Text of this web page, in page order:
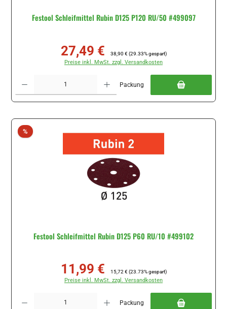
Festool Schleifmittel Rubin D125 P120 RU/50 #499097
Verkaufspreis:
27,49 € 38,90 € (29.33% gespart)
Preise inkl. MwSt. zzgl. Versandkosten
Packung
%Rabatt
Festool Schleifmittel Rubin D125 P60 RU/10 #499102
Verkaufspreis:
11,99 € 15,72 € (23.73% gespart)
Preise inkl. MwSt. zzgl. Versandkosten
Packung